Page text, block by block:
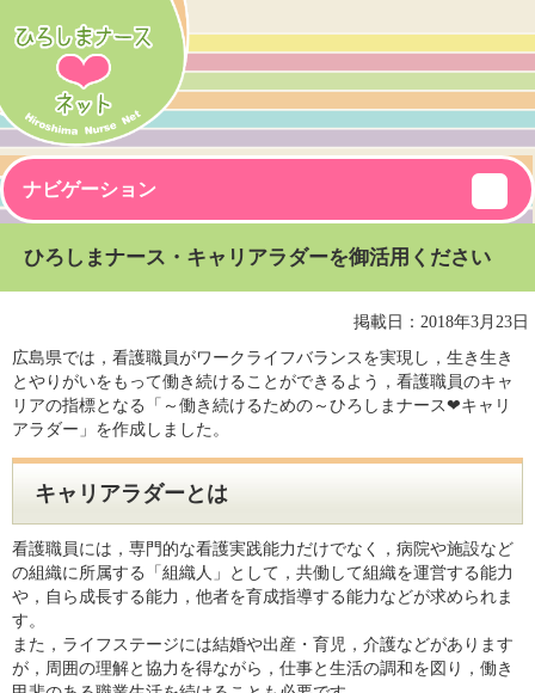
ナビゲーション
ひろしまナース・キャリアラダーを御活用ください
掲載日：2018年3月23日
広島県では，看護職員がワークライフバランスを実現し，生き生き
とやりがいをもって働き続けることができるよう，看護職員のキャ
リアの指標となる「～働き続けるための～ひろしまナース❤キャリ
アラダー」を作成しました。
キャリアラダーとは
看護職員には，専門的な看護実践能力だけでなく，病院や施設など
の組織に所属する「組織人」として，共働して組織を運営する能力
や，自ら成長する能力，他者を育成指導する能力などが求められま
す。
また，ライフステージには結婚や出産・育児，介護などがあります
が，周囲の理解と協力を得ながら，仕事と生活の調和を図り，働き